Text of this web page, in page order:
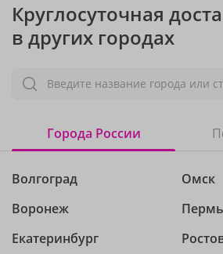
Круглосуточная
в других городах
Введите название города или
Города России
Волгоград
Воронеж
Екатеринбург
Омск
Пермь